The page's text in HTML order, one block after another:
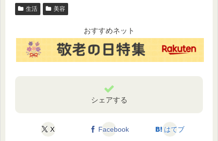
生活 美容
おすすめネット
シェアする
X Facebook はてブ